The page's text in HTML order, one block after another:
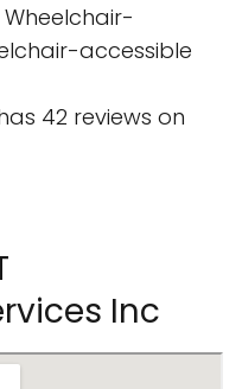
Wheelchair-
accessible
42 reviews on
Inc